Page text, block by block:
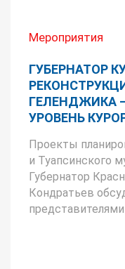
Мероприятия
ГУБЕРНАТОР
ГЕЛЕНДЖИКА
УРОВЕНЬ
Проекты
и Туапсинского
Губернатор
Кондратьев